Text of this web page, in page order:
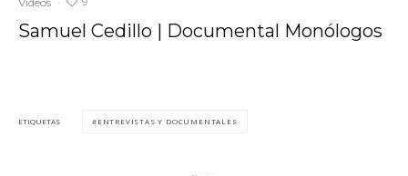
Samuel Cedillo | Documental Monólogos
ETIQUETAS ENTREVISTAS Y DOCUMENTALES